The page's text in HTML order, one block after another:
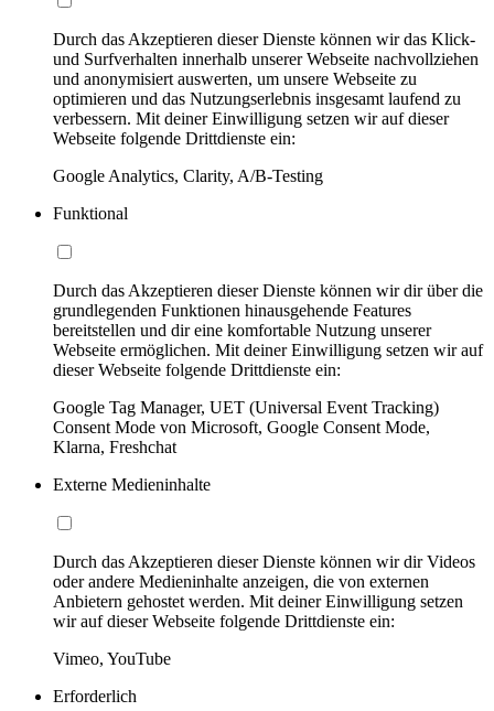
Durch das Akzeptieren dieser Dienste können wir das Klick-
und Surfverhalten innerhalb unserer Webseite nachvollziehen
und anonymisiert auswerten, um unsere Webseite zu
optimieren und das Nutzungserlebnis insgesamt laufend zu
verbessern. Mit deiner Einwilligung setzen wir auf dieser
Webseite folgende Drittdienste ein:
Google Analytics, Clarity, A/B-Testing
Funktional
Durch das Akzeptieren dieser Dienste können wir dir über die
grundlegenden Funktionen hinausgehende Features
bereitstellen und dir eine komfortable Nutzung unserer
Webseite ermöglichen. Mit deiner Einwilligung setzen wir auf
dieser Webseite folgende Drittdienste ein:
Google Tag Manager, UET (Universal Event Tracking)
Consent Mode von Microsoft, Google Consent Mode,
Klarna, Freshchat
Externe Medieninhalte
Durch das Akzeptieren dieser Dienste können wir dir Videos
oder andere Medieninhalte anzeigen, die von externen
Anbietern gehostet werden. Mit deiner Einwilligung setzen
wir auf dieser Webseite folgende Drittdienste ein:
Vimeo, YouTube
Erforderlich